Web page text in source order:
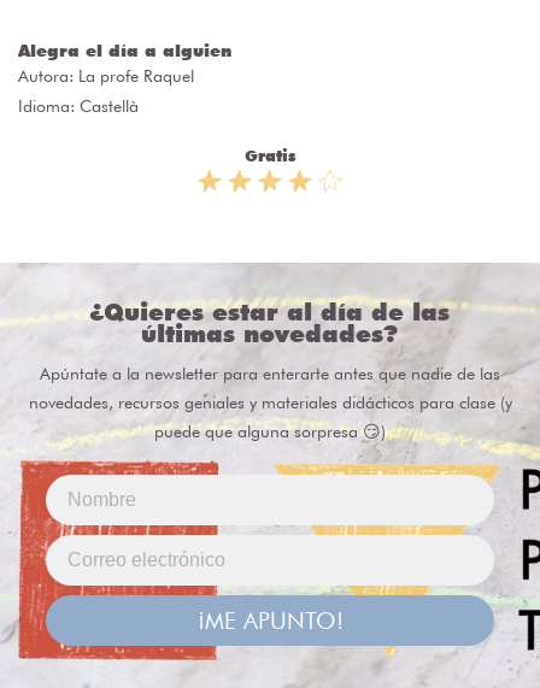
Alegra el día a alguien
Autora: La profe Raquel
Idioma: Castellà
Gratis
¿Quieres estar al día de las
últimas novedades?
Apúntate a la newsletter para enterarte antes que nadie de las
novedades, recursos geniales y materiales didácticos para clase (y
puede que alguna sorpresa 😏)
¡ME APUNTO!